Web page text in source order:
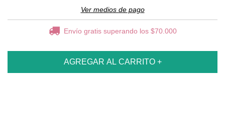
Ver medios de pago
Envío gratis superando los $70.000